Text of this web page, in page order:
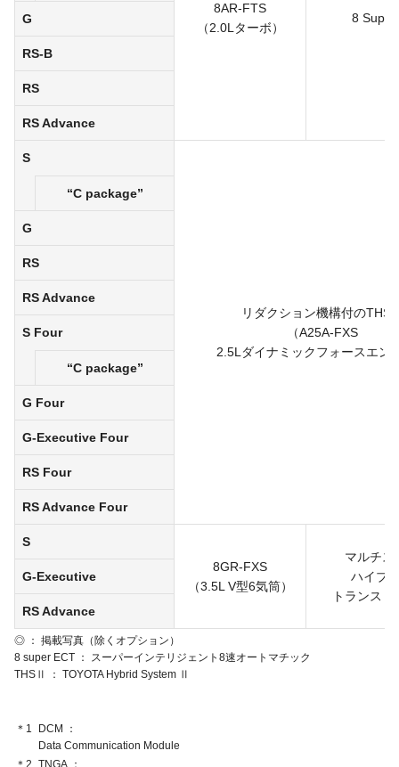
8AR-FTS
（2.0Lターボ）
8 Super
G
RS-B
RS
RS Advance
S
リダクション機構付の
（A25A-FXS
2.5Lダイナミックフォースエン
“C package”
G
RS
RS Advance
S Four
“C package”
G Four
G-Executive Four
RS Four
RS Advance Four
S
8GR-FXS
（3.5L V型6気筒）
マルチス
ハイブ
トランス
G-Executive
RS Advance
◎ ： 掲載写真（除くオプション）
8 super ECT
スーパーインテリジェント8速オートマチック
THSⅡ
TOYOTA Hybrid System Ⅱ
＊1
DCM
Data Communication Module